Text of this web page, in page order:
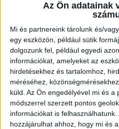
Az Ön adatainak
Mi és partnereink tárolunk és/
egy eszközön, például sütik
dolgozunk fel, például egyedi
információkat, amelyeket az
hirdetésekhez és tartalomhoz,
méréséhez,
küld. Az Ön engedélyével mi és a
módszerrel szerzett pontos
információkat is
hozzájárulhat ahhoz, hogy mi és
Április második hetében országszerte
témahét, amelynek célja, hogy a diákokat
gondolkodáshoz, és segítse őket abban,
megóvásában. A témahét keretében számos
fenntartható jövőről és a LIFE IP HungAIRy
Hétfő – Debreceni Benedek Elek
A hetet a Debreceni Benedek Elek Általános
5.c, 6.a, 6.b, 7.a, 8.a és 8.b osztályok